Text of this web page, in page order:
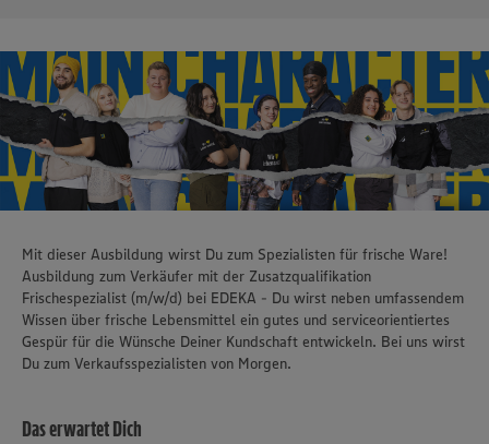
Mit dieser Ausbildung wirst Du zum Spezialisten für frische Ware!
Ausbildung zum Verkäufer mit der Zusatzqualifikation
Frischespezialist (m/w/d) bei EDEKA - Du wirst neben umfassendem
Wissen über frische Lebensmittel ein gutes und serviceorientiertes
Gespür für die Wünsche Deiner Kundschaft entwickeln. Bei uns wirst
Du zum Verkaufsspezialisten von Morgen.
Das erwartet Dich